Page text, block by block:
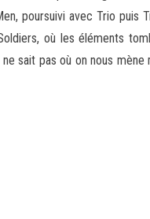
poursuivi avec Trio puis
où les éléments
sait pas où on nous mène